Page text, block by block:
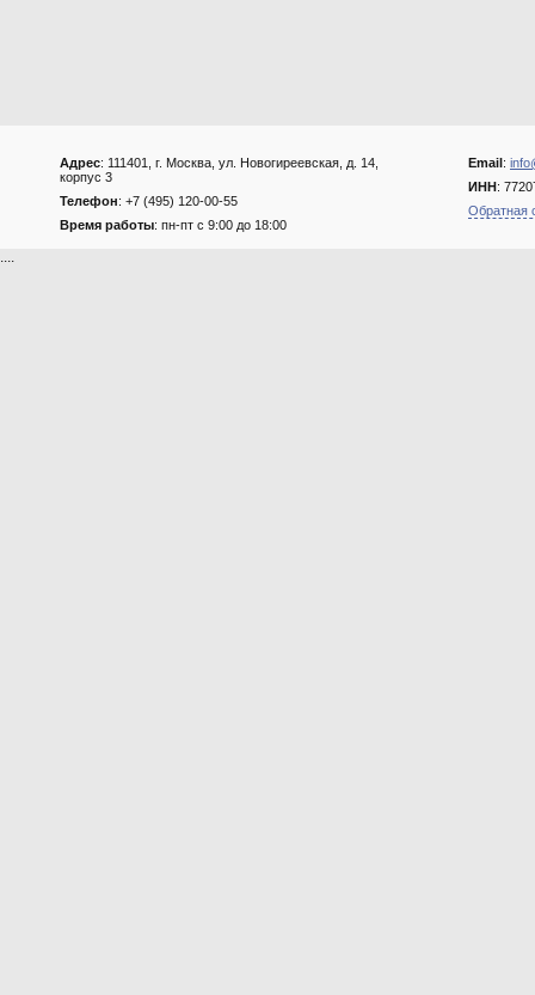
Адрес: 111401, г. Москва, ул. Новогиреевская, д. 14,
корпус 3
Телефон: +7 (495) 120-00-55
Время работы: пн-пт с 9:00 до 18:00
Email:
ИНН:
Обратная
....